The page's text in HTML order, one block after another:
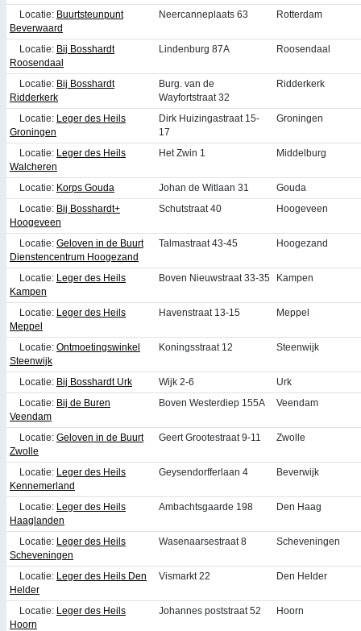
Locatie: Buurtsteunpunt
Beverwaard
Neercanneplaats 63 Rotterdam
Locatie: Bij Bosshardt
Roosendaal
Lindenburg 87A Roosendaal
Locatie: Bij Bosshardt
Ridderkerk
Burg. van de
Wayfortstraat 32
Ridderkerk
Locatie: Leger des Heils
Groningen
Dirk Huizingastraat 15-
17
Groningen
Locatie: Leger des Heils
Walcheren
Het Zwin 1 Middelburg
Locatie: Korps Gouda Johan de Witlaan 31
Gouda
Locatie: Bij Bosshardt+
Hoogeveen
Schutstraat 40 Hoogeveen
Locatie: Geloven in de Buurt
Dienstencentrum Hoogezand
Talmastraat 43-45 Hoogezand
Locatie: Leger des Heils
Kampen
Boven Nieuwstraat 33-35 Kampen
Locatie: Leger des Heils
Meppel
Havenstraat 13-15 Meppel
Locatie: Ontmoetingswinkel
Steenwijk
Koningsstraat 12 Steenwijk
Locatie: Bij Bosshardt Urk Wijk 2-6
Urk
Locatie: Bij de Buren
Veendam
Boven Westerdiep 155A Veendam
Locatie: Geloven in de Buurt
Zwolle
Geert Grootestraat 9-11 Zwolle
Locatie: Leger des Heils
Kennemerland
Geysendorfferlaan 4 Beverwijk
Locatie: Leger des Heils
Haaglanden
Ambachtsgaarde 198 Den Haag
Locatie: Leger des Heils
Scheveningen
Wasenaarsestraat 8 Scheveningen
Locatie: Leger des Heils Den
Helder
Vismarkt 22 Den Helder
Locatie: Leger des Heils
Hoorn
Johannes poststraat 52 Hoorn